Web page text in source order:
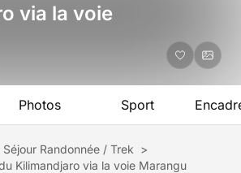
via la voie
Photos Sport
Séjour Randonnée / Trek >
Kilimandjaro via la voie Marangu